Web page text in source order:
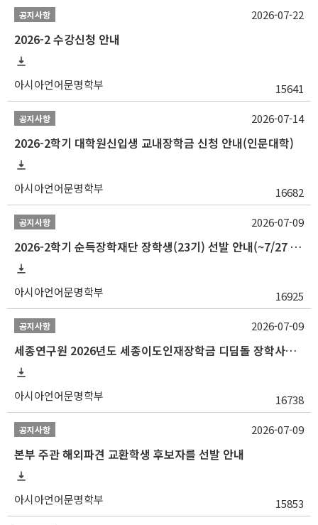
공지사항
2026-2 수강신청 안내
아시아언어문명학부 15641
2026-07-22
공지사항
2026-2학기 대학원신입생 교내장학금 신청 안내(인문대학)
아시아언어문명학부 16682
2026-07-14
공지사항
2026-2학기 순득장학재단 장학생(23기) 선발 안내(~7/27 10:00)
아시아언어문명학부 16925
2026-07-09
공지사항
세종연구원 2026년도 세종이도인재장학금 디딤돌 장학사업 학자금대출 관련분야(원금상환, 이자지원) 신청 사업 안내
아시아언어문명학부 16738
2026-07-09
공지사항
본부 주관 해외파견 교환학생 후보자를 선발 안내
아시아언어문명학부 15853
2026-07-09